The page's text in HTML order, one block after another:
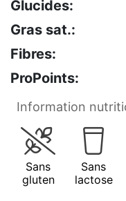
Glucides:
Gras sat.:
Fibres:
ProPoints:
Information
Sans
gluten
Sans
lactose